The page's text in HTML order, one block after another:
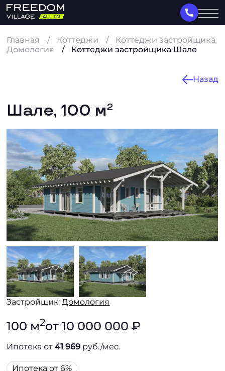
Главная Коттеджи
Коттеджи застройщика
Домология
Коттеджи застройщика Шале
Назад
Шале, 100 м2
Застройщик: Домология
100 м2от 10 000 000 ₽
Ипотека от41 969 руб./мес.
Ипотека от 6%